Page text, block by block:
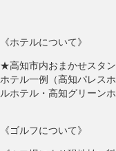
《ホテルについて》
★高知市内おまかせスタ
ホテル一例（高知パレス
ルホテル・高知グリーンホ
《ゴルフについて》